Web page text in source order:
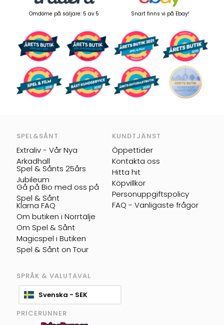
Omdöme på säljare: 5 av 5 Snart finns vi på Ebay!
SPEL&SÅNT
Extraliv - Vår Nya
Arkadhall
Spel & Sånts 25års
Jubileum
Gå på Bio med oss på
Spel & Sånt
Klarna FAQ
Om butiken i Norrtälje
Om Spel & Sånt
Magicspel i Butiken
Spel & Sånt on Tour
KUNDTJÄNST
Öppettider
Kontakta oss
Hitta hit
Köpvillkor
Personuppgiftspolicy
FAQ - Vanligaste frågor
SPRÅK & VALUTAVAL
Svenska - SEK
PRICERUNNER